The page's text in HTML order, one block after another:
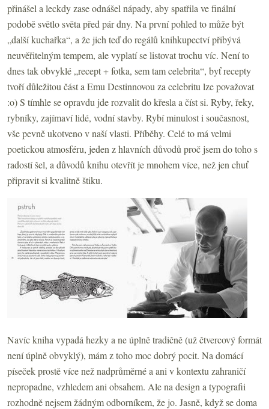
přinášel a leckdy zase odnášel nápady, aby spatřila ve finální
podobě světlo světa před pár dny. Na první pohled to může být
„další kuchařka“, a že jich teď do regálů knihkupectví přibývá
neuvěřitelným tempem, ale vyplatí se listovat trochu víc. Není to
dnes tak obvyklé „recept + fotka, sem tam celebrita“, byť recepty
tvoří důležitou část a Emu Destinnovou za celebritu lze považovat
:o) S tímhle se opravdu jde rozvalit do křesla a číst si. Ryby, řeky,
rybníky, zajímaví lidé, vodní stavby. Rybí minulost i současnost,
vše pevně ukotveno v naší vlasti. Příběhy. Celé to má velmi
poetickou atmosféru, jeden z hlavních důvodů proč jsem do toho s
radostí šel, a důvodů knihu otevřít je mnohem více, než jen chuť
připravit si kvalitně štiku.
Navíc kniha vypadá hezky a ne úplně tradičně (už čtvercový formát
není úplně obvyklý), mám z toho moc dobrý pocit. Na domácí
píseček prostě více než nadprůměrné a ani v kontextu zahraničí
nepropadne, vzhledem ani obsahem. Ale na design a typografii
rozhodně nejsem žádným odborníkem, že jo. Jasně, když se doma